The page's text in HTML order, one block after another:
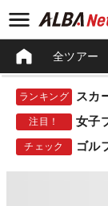
全ツアー
ランキング スカ
注目！
チェック